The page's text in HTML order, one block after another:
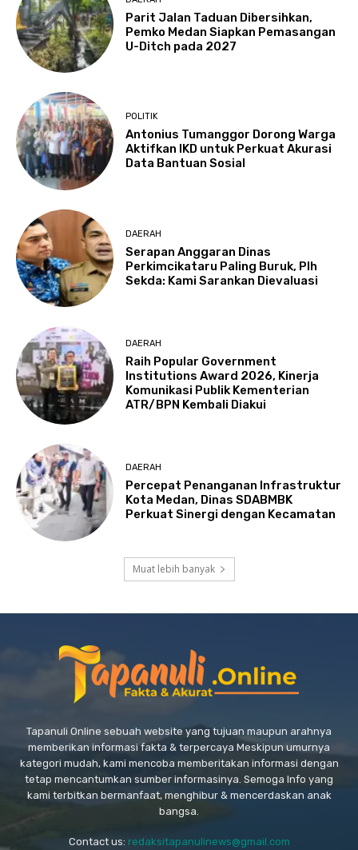
Parit Jalan Taduan Dibersihkan,
Pemko Medan Siapkan Pemasangan
U-Ditch pada 2027
POLITIK
Antonius Tumanggor Dorong Warga
Aktifkan IKD untuk Perkuat Akurasi
Data Bantuan Sosial
DAERAH
Serapan Anggaran Dinas
Perkimcikataru Paling Buruk, Plh
Sekda: Kami Sarankan Dievaluasi
DAERAH
Raih Popular Government
Institutions Award 2026, Kinerja
Komunikasi Publik Kementerian
ATR/BPN Kembali Diakui
DAERAH
Percepat Penanganan Infrastruktur
Kota Medan, Dinas SDABMBK
Perkuat Sinergi dengan Kecamatan
Muat lebih banyak
Tapanuli Online sebuah website yang tujuan maupun arahnya
memberikan informasi fakta & terpercaya Meskipun umurnya
kategori mudah, kami mencoba memberitakan informasi dengan
tetap mencantumkan sumber informasinya. Semoga Info yang
kami terbitkan bermanfaat, menghibur & mencerdaskan anak
bangsa.
Contact us: redaksitapanulinews@gmail.com